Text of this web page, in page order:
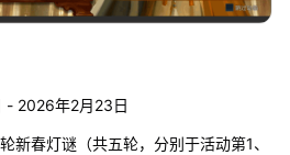
- 2026年2月23日
新春灯谜（共五轮，分别于活动第1、